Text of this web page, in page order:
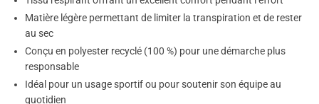
Matière légère permettant de limiter la transpiration et de rester
au sec
Conçu en polyester recyclé (100 %) pour une démarche plus
responsable
Idéal pour un usage sportif ou pour soutenir son équipe au
quotidien